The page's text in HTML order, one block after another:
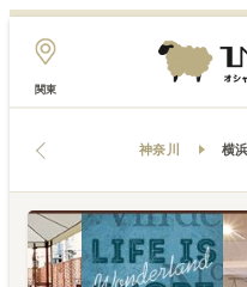
関東
神奈川 横
HOUSE REVIEW
夏休みよ、永
2016-05-30